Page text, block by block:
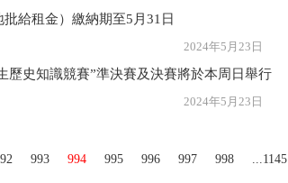
給租金）繳納期至5月31日
年5月23日
歷史知識競賽”準決賽及決賽將於本周日舉行
年5月23日
993 994 995 996 997 998
...1145